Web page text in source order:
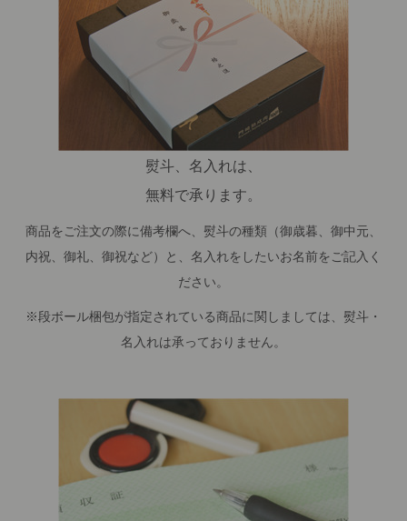
熨斗、名入れは、
無料で承ります。
商品をご注文の際に備考欄へ、熨斗の種類（御歳暮、御中元、
内祝、御礼、御祝など）と、名入れをしたいお名前をご記入く
ださい。
※段ボール梱包が指定されている商品に関しましては、熨斗・
名入れは承っておりません。